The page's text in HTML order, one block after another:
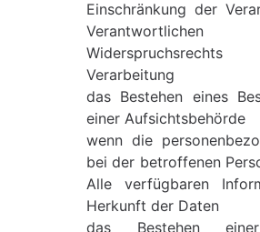
Einschränkung der
Verarbeitung
das Bestehen eines
einer Aufsichtsbehörde
wenn die
bei der betroffenen
Alle verfügbaren
Herkunft der Daten
das Bestehen